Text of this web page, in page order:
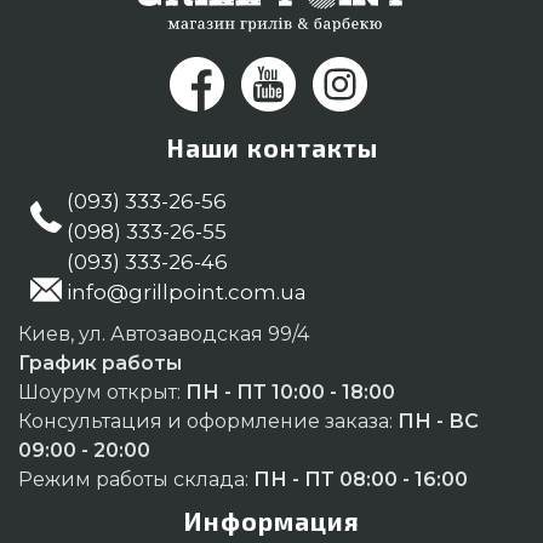
Наши контакты
(093) 333-26-56
(098) 333-26-55
(093) 333-26-46
info@grillpoint.com.ua
Киев, ул. Автозаводская 99/4
График работы
Шоурум открыт: ПН - ПТ 10:00 - 18:00
Консультация и оформление заказа: ПН - ВС
09:00 - 20:00
Режим работы склада: ПН - ПТ 08:00 - 16:00
Информация